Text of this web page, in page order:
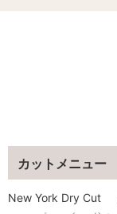
カットメニュー
New York Dry Cut